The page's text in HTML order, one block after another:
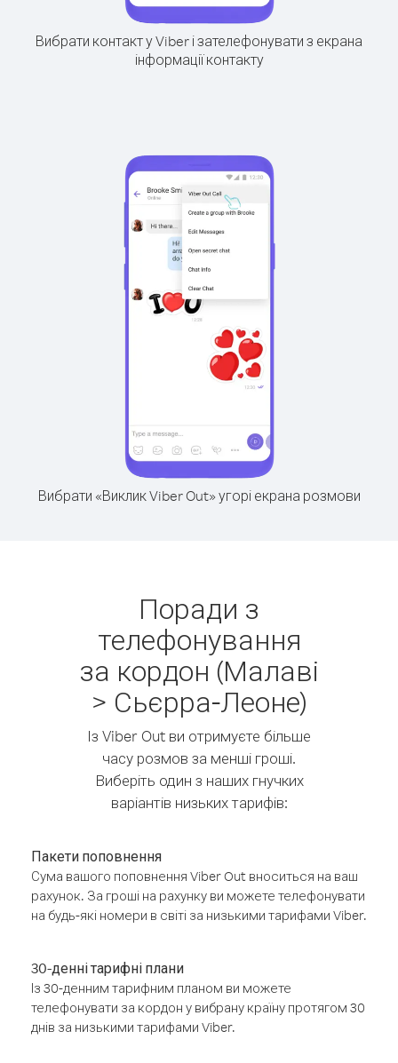
Вибрати контакт у Viber і зателефонувати з екрана
інформації контакту
Вибрати «Виклик Viber Out» угорі екрана розмови
Поради з
телефонування
за кордон (Малаві
> Сьєрра-Леоне)
Із Viber Out ви отримуєте більше
часу розмов за менші гроші.
Виберіть один з наших гнучких
варіантів низьких тарифів:
Пакети поповнення
Сума вашого поповнення Viber Out вноситься на ваш
рахунок. За гроші на рахунку ви можете телефонувати
на будь-які номери в світі за низькими тарифами Viber.
30-денні тарифні плани
Із 30-денним тарифним планом ви можете
телефонувати за кордон у вибрану країну протягом 30
днів за низькими тарифами Viber.